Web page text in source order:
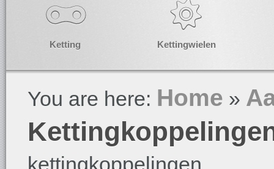
Ketting Kettingwielen
You are here: Home »
kettingkoppelingen